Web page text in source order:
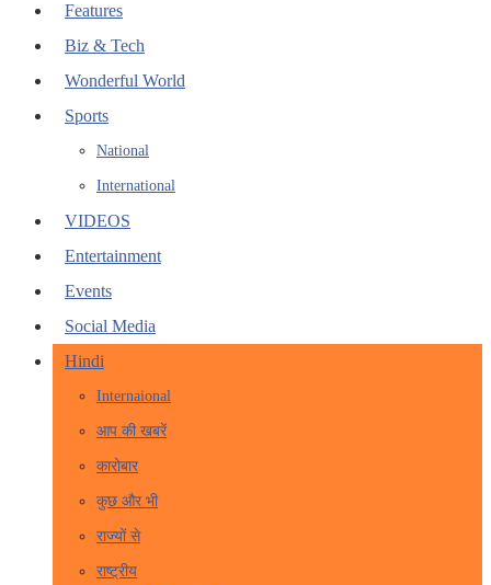
Features
Biz & Tech
Wonderful World
Sports
National
International
VIDEOS
Entertainment
Events
Social Media
Hindi
Internaional
आप की खबरें
कारोबार
कुछ और भी
राज्यों से
राष्ट्रीय